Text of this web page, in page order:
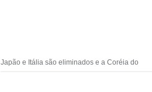
Japão e Itália são eliminados e a Coréia do